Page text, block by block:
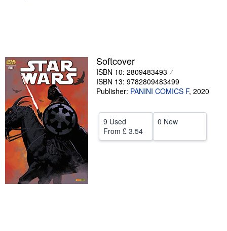
Sellers
Start Selling
Help
CLOSE
Softcover
ISBN 10: 2809483493
ISBN 13: 9782809483499
Publisher: PANINI COMICS F, 2020
9 Used
From £ 3.54
0 New